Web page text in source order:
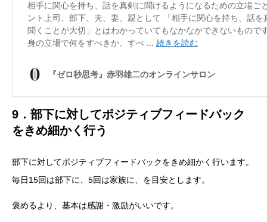
9．部下に対してポジティブフィードバック
をきめ細かく行う
部下に対してポジティブフィードバックをきめ細かく行います。
毎日15回は部下に、5回は家族に、を目安とします。
褒めるより、基本は感謝・激励がいいです。